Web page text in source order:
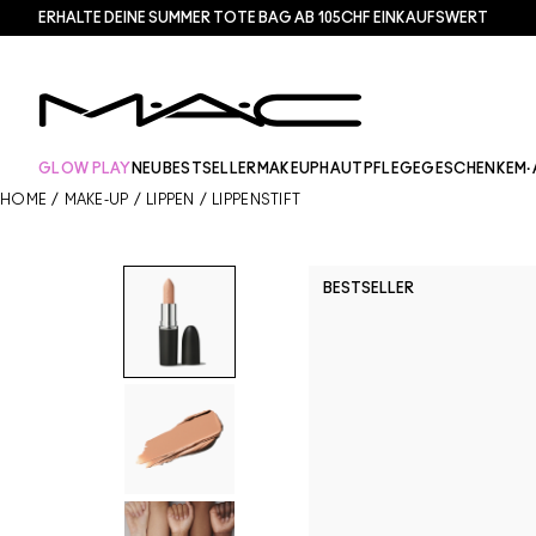
ERHALTE DEINE SUMMER TOTE BAG AB 105CHF EINKAUFSWERT​
GLOW PLAY NEU BESTSELLER MAKEUP HAUTPFLEGEGESCHENKE
HOME / MAKE-UP / LIPPEN / LIPPENSTIFT
BESTSELLER